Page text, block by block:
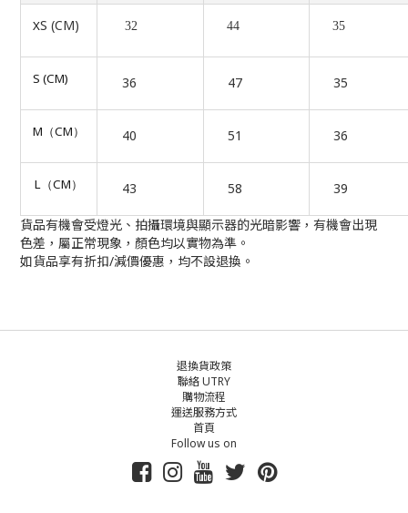
XS (CM) 32 44 35
S (CM) 36 47 35
M （CM ） 40 51 36
L （CM ） 43 58 39
貨品有機會受燈光、拍攝環境與顯示器的光暗影響，有機會出現
色差，屬正常現象，顏色均以實物為準。
如貨品享有折扣/減價優惠，均不設退換。
退換貨政策
聯絡 UTRY
購物流程
運送服務方式
首頁
Follow us on